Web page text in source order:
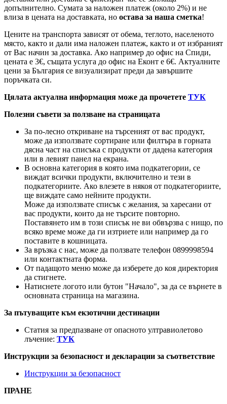
допълнително. Сумата за наложен платеж (около 2%) и не
влиза в цената на доставката, но остава за наша сметка!
Цените на транспорта зависят от обема, теглото, населеното
място, както и дали има наложен платеж, както и от избраният
от Вас начин за доставка. Ако например до офис на Спиди,
цената е 3€, същата услуга до офис на Еконт е 6€. Актуалните
цени за България се визуализират преди да завършите
поръчката си.
Цялата актуална информация може да прочетете ТУК
Полезни съвети за ползване на страницата
За по-лесно откриване на търсеният от вас продукт,
може да използвате сортиране или филтъра в горната
дясна част на списъка с продукти от дадена категория
или в левият панел на екрана.
В основна категория в която има подкатегории, се
виждат всички продукти, включително и тези в
подкатегориите. Ако влезете в някоя от подкатегориите,
ще виждате само нейните продукти.
Може да използвате списък с желания, за харесани от
вас продукти, които да не търсите повторно.
Поставянето им в този списък не ви обвързва с нищо, по
всяко време може да ги изтриете или например да го
поставите в кошницата.
За връзка с нас, може да ползвате телефон 0899998594
или контактната форма.
От падащото меню може да изберете до коя директория
да стигнете.
Натиснете логото или бутон "Начало", за да се върнете в
основната страница на магазина.
За пътуващите към екзотични дестинации
Статия за предпазване от опасното ултравиолетово
лъчение: ТУК
Инструкции за безопасност и декларации за съответствие
Инструкции за безопасност
ПРАНЕ